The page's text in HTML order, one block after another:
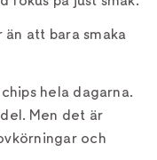
att bara smaka
hela dagarna.
Men det är
och